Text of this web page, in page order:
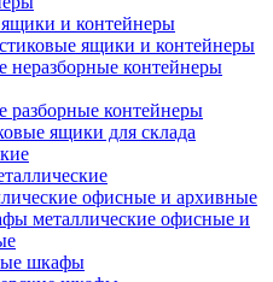
и контейнеры
ящики и контейнеры
неразборные контейнеры
разборные контейнеры
ящики для склада
офисные и архивные
металлические офисные и
шкафы